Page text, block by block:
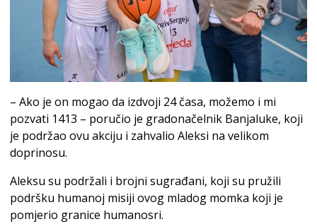
– Ako je on mogao da izdvoji 24 časa, možemo i mi
pozvati 1413 – poručio je gradonačelnik Banjaluke, koji
je podržao ovu akciju i zahvalio Aleksi na velikom
doprinosu.
Aleksu su podržali i brojni sugrađani, koji su pružili
podršku humanoj misiji ovog mladog momka koji je
pomjerio granice humanosri.